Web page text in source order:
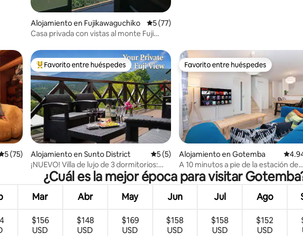
Alojamiento en Fujikawaguchiko Calificación promedio: 5 de 5, 77 reseñas
5 (77)
Casa privada con vistas al monte Fuji
promedio: 5 de 5, 75 reseñas
5 (75)
Favorito entre huéspedes preferido
Favorito entre huéspedes
Alojamiento en Sunto District Calificación promedio: 5 de 5, 5 reseñas
5 (5)
¡NUEVO! Villa de lujo de 3 dormitorios:
terraza y vista épica del monte Fuji
Favorito entre huéspedes
Favorito entre huéspedes
Alojamiento en Gotemba
A 10 minutos a pie de la estación de
Gotemba / Villa Gotemba Holidays
¿Cuál es la mejor época para visitar
Mar Abr May Jun Jul Ago
$156
USD
$148
USD
$169
USD
$158
USD
$158
USD
$152
USD